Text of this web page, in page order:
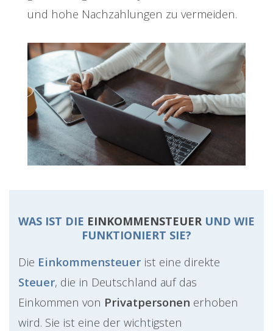
und hohe Nachzahlungen zu vermeiden.
WAS IST DIE EINKOMMENSTEUER UND WIE
FUNKTIONIERT SIE?
Die Einkommensteuer ist eine direkte
Steuer, die in Deutschland auf das
Einkommen von Privatpersonen erhoben
wird. Sie ist eine der wichtigsten